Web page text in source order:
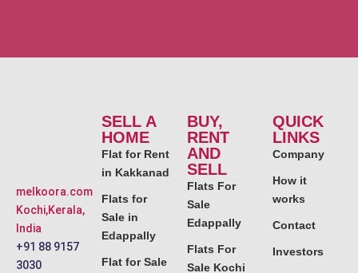
melkoora.com
Kochi,Kerala,
India
+91 88 9157
3030
SELL A
HOME
Flat for Rent
in Kakkanad
Flats for
Sale in
Edappally
Flat for Sale
BUY,
RENT
AND
SELL
Flats For
Sale
Edappally
Flats For
Sale Kochi
QUICK
LINKS
Company
How it
works
Contact
Investors